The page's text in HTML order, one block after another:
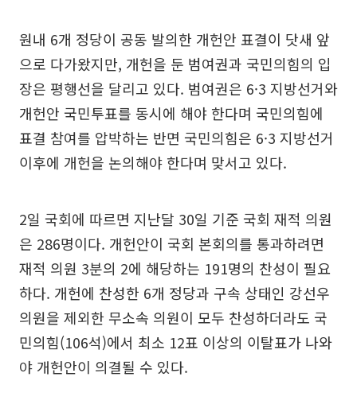
원내 6개 정당이 공동 발의한 개헌안 표결이 닷새 앞
으로 다가왔지만, 개헌을 둔 범여권과 국민의힘의 입
장은 평행선을 달리고 있다. 범여권은 6·3 지방선거와
개헌안 국민투표를 동시에 해야 한다며 국민의힘에
표결 참여를 압박하는 반면 국민의힘은 6·3 지방선거
이후에 개헌을 논의해야 한다며 맞서고 있다.
2일 국회에 따르면 지난달 30일 기준 국회 재적 의원
은 286명이다. 개헌안이 국회 본회의를 통과하려면
재적 의원 3분의 2에 해당하는 191명의 찬성이 필요
하다. 개헌에 찬성한 6개 정당과 구속 상태인 강선우
의원을 제외한 무소속 의원이 모두 찬성하더라도 국
민의힘(106석)에서 최소 12표 이상의 이탈표가 나와
야 개헌안이 의결될 수 있다.